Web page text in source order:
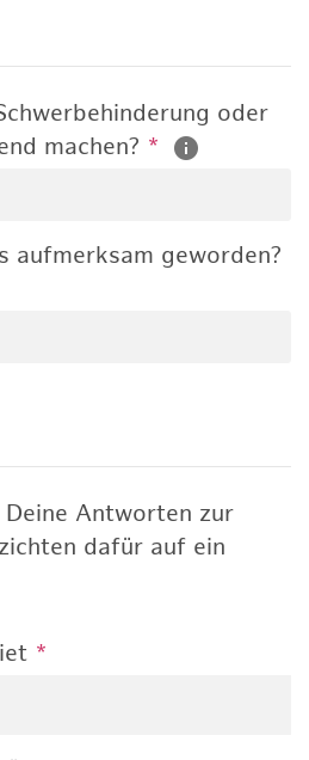
oder
machen? *
aufmerksam geworden?
Antworten zur
dafür auf ein
*